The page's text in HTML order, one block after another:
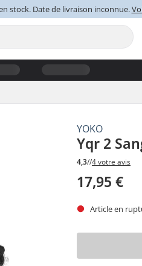
stock. Date de livraison inconnue.
YOKO
Yqr 2
4,3//4 votre avis
17,95 €
Article en